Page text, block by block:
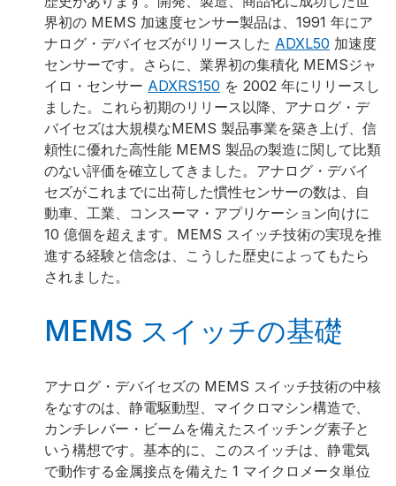
界初の MEMS 加速度センサー製品は、1991 年にア
ナログ・デバイセズがリリースした ADXL50 加速度
センサーです。さらに、業界初の集積化 MEMSジャ
イロ・センサー ADXRS150 を 2002 年にリリースし
ました。これら初期のリリース以降、アナログ・デ
バイセズは大規模なMEMS 製品事業を築き上げ、信
頼性に優れた高性能 MEMS 製品の製造に関して比類
のない評価を確立してきました。アナログ・デバイ
セズがこれまでに出荷した慣性センサーの数は、自
動車、工業、コンスーマ・アプリケーション向けに
10 億個を超えます。MEMS スイッチ技術の実現を推
進する経験と信念は、こうした歴史によってもたら
されました。
MEMS スイッチの基礎
アナログ・デバイセズの MEMS スイッチ技術の中核
をなすのは、静電駆動型、マイクロマシン構造で、
カンチレバー・ビームを備えたスイッチング素子と
いう構想です。基本的に、このスイッチは、静電気
で動作する金属接点を備えた 1 マイクロメータ単位